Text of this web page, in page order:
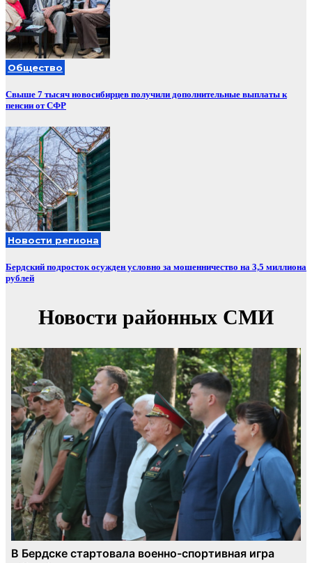
Общество
Свыше 7 тысяч новосибирцев получили дополнительные выплаты к
пенсии от СФР
Новости региона
Бердский подросток осужден условно за мошенничество на 3,5 миллиона
рублей